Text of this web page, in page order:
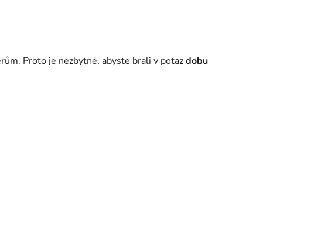
Proto je nezbytné, abyste brali v potazdobu